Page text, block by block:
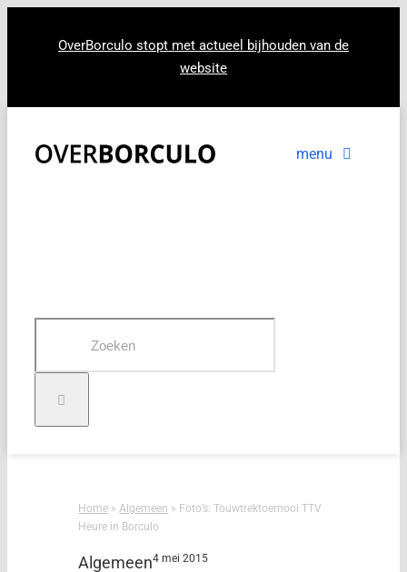
OverBorculo stopt met actueel bijhouden van de
website
menu
Home »Algemeen » Foto’s: Touwtrektoernooi TTV
Heure in Borculo
Algemeen4 mei 2015